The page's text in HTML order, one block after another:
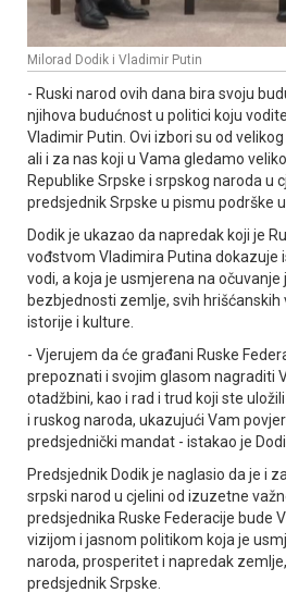
Milorad Dodik i Vladimir Putin
- Ruski narod ovih dana bira svoju
njihova budućnost u politici koju
Vladimir Putin. Ovi izbori su od
ali i za nas koji u Vama gledamo
Republike Srpske i srpskog naroda u
predsjednik Srpske u pismu podrške
Dodik je ukazao da napredak koji je
vođstvom Vladimira Putina dokazuje
vodi, a koja je usmjerena na
bezbjednosti zemlje, svih hrišćanskih
istorije i kulture.
- Vjerujem da će građani Ruske
prepoznati i svojim glasom nagraditi
otadžbini, kao i rad i trud koji ste
i ruskog naroda, ukazujući Vam
predsjednički mandat - istakao je
Predsjednik Dodik je naglasio da je i
srpski narod u cjelini od izuzetne
predsjednika Ruske Federacije bude
vizijom i jasnom politikom koja je
naroda, prosperitet i napredak
predsjednik Srpske.